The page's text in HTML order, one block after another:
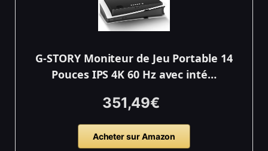
G-STORY Moniteur de Jeu Portable 14
Pouces IPS 4K 60 Hz avec inté…
351,49€
Acheter sur Amazon